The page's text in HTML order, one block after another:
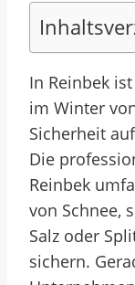
In Reinbek
im Winter
Sicherheit
Die
Reinbek
von Schnee,
Salz oder
sichern.